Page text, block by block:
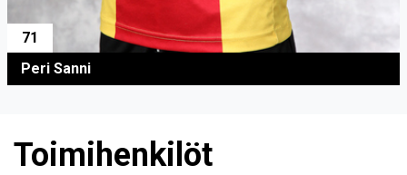
71
Peri Sanni
Toimihenkilöt